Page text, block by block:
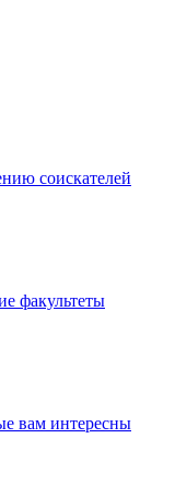
соискателей
факультеты
вам интересны